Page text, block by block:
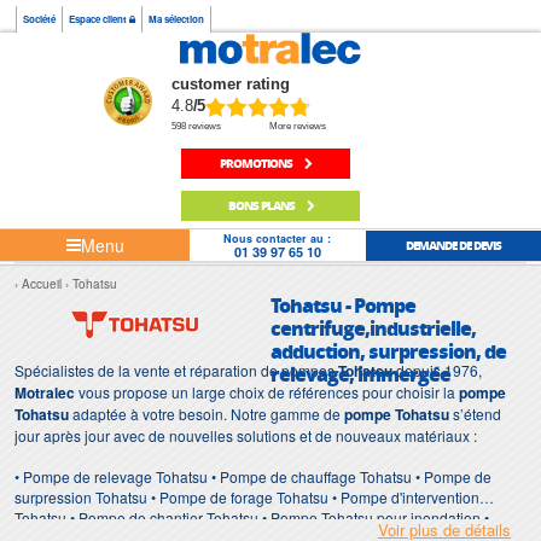
Société Espace client Ma sélection
customer rating
4.8/5
598 reviews More reviews
PROMOTIONS
BONS PLANS
Menu Nous contacter au :
01 39 97 65 10 DEMANDE DE DEVIS
Accueil Tohatsu
Tohatsu - Pompe
centrifuge,industrielle,
adduction, surpression, de
relevage, immergée
Spécialistes de la vente et réparation de pompesTohatsudepuis 1976,
Motralecvous propose un large choix de références pour choisir la pompe
Tohatsuadaptée à votre besoin. Notre gamme depompe Tohatsus’étend
jour après jour avec de nouvelles solutions et de nouveaux matériaux :
• Pompe de relevage Tohatsu • Pompe de chauffage Tohatsu • Pompe de
surpression Tohatsu • Pompe de forage Tohatsu • Pompe d'intervention
Tohatsu • Pompe de chantier Tohatsu • Pompe Tohatsu pour inondation •
Voir plus de détails